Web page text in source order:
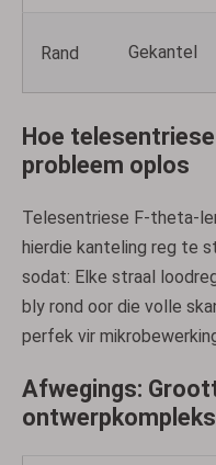
Rand Gekantel
Hoe
probleem oplos
Telesentriese F-theta-
hierdie kanteling reg te
sodat: Elke straal
bly rond oor die volle
perfek vir
Afwegings: